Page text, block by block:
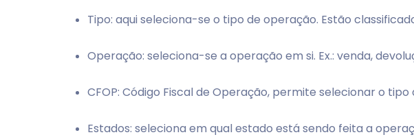
Tipo: aqui seleciona-se o tipo de operação. Estão
Operação: seleciona-se a operação em si. Ex.: venda,
CFOP: Código Fiscal de Operação, permite selecionar o
Estados: seleciona em qual estado está sendo feita a